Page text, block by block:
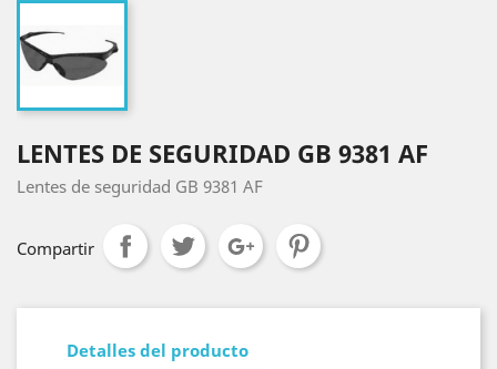
LENTES DE SEGURIDAD GB 9381 AF
Lentes de seguridad GB 9381 AF
Compartir
Detalles del producto